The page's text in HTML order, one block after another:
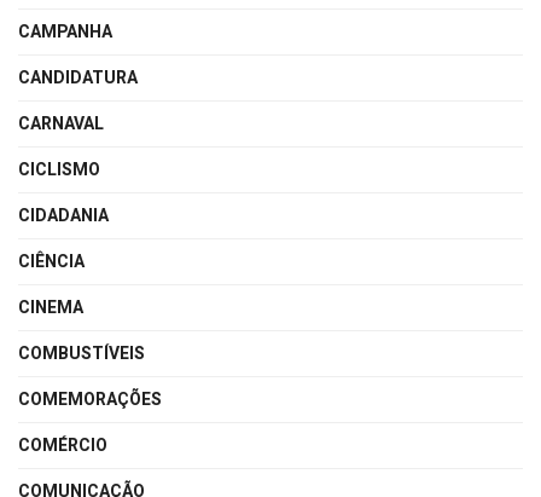
CAMPANHA
CANDIDATURA
CARNAVAL
CICLISMO
CIDADANIA
CIÊNCIA
CINEMA
COMBUSTÍVEIS
COMEMORAÇÕES
COMÉRCIO
COMUNICAÇÃO